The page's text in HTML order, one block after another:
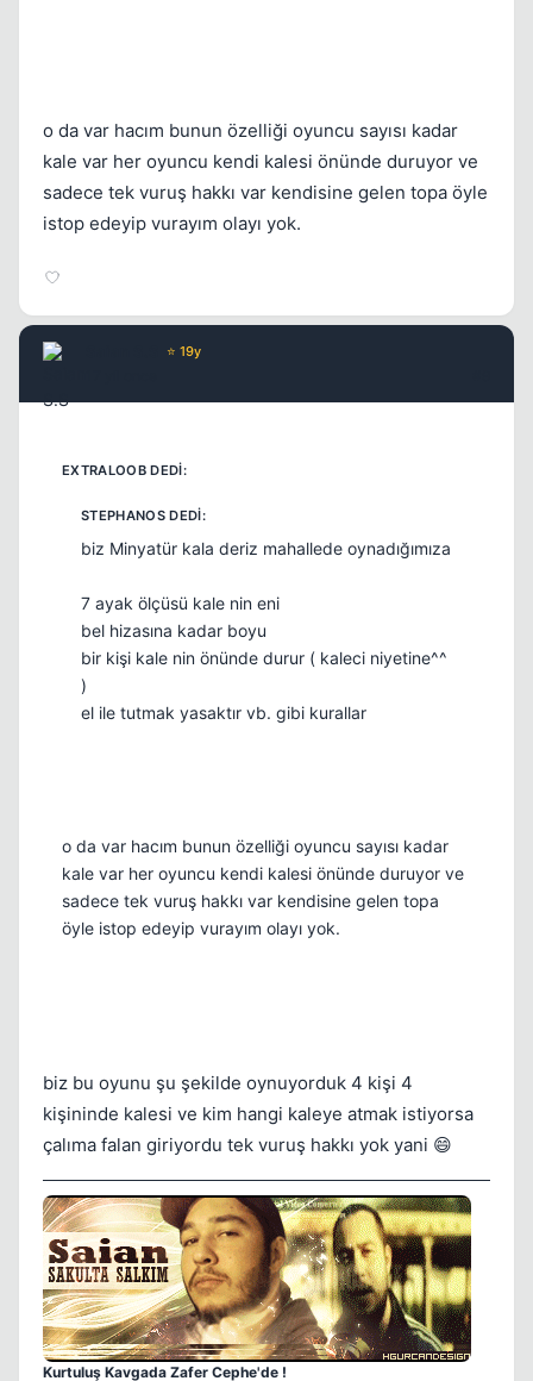
o da var hacım bunun özelliği oyuncu sayısı kadar
kale var her oyuncu kendi kalesi önünde duruyor ve
sadece tek vuruş hakkı var kendisine gelen topa öyle
istop edeyip vurayım olayı yok.
⭐ 19y
biz Minyatür kala deriz mahallede oynadığımıza
7 ayak ölçüsü kale nin eni
bel hizasına kadar boyu
bir kişi kale nin önünde durur ( kaleci niyetine^^
)
el ile tutmak yasaktır vb. gibi kurallar
o da var hacım bunun özelliği oyuncu sayısı kadar
kale var her oyuncu kendi kalesi önünde duruyor ve
sadece tek vuruş hakkı var kendisine gelen topa
öyle istop edeyip vurayım olayı yok.
biz bu oyunu şu şekilde oynuyorduk 4 kişi 4
kişininde kalesi ve kim hangi kaleye atmak istiyorsa
çalıma falan giriyordu tek vuruş hakkı yok yani 😄
Kurtuluş Kavgada Zafer Cephe'de !